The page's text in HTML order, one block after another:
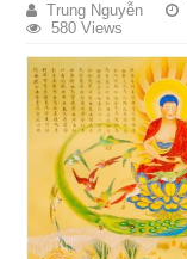
Trung Nguyễn
580 Views